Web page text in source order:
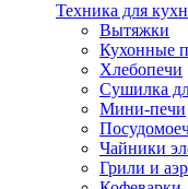
Техника для
Вытяжки
Кухонные
Хлебопечи
Сушилка
Мини-печи
Чайники
Грили и